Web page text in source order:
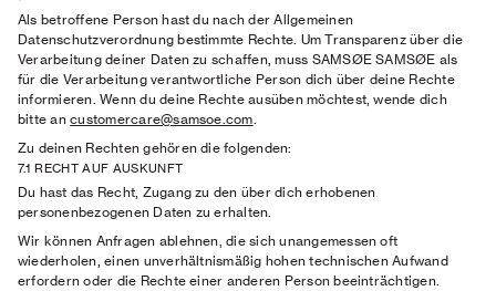
Als betroffene Person hast du nach der Allgemeinen
Datenschutzverordnung bestimmte Rechte. Um Transparenz über die
Verarbeitung deiner Daten zu schaffen, muss SAMSØE SAMSØE als
für die Verarbeitung verantwortliche Person dich über deine Rechte
informieren. Wenn du deine Rechte ausüben möchtest, wende dich
bitte ancustomercare@samsoe.com.
Zu deinen Rechten gehören die folgenden:
7.1 RECHT AUF AUSKUNFT
Du hast das Recht, Zugang zu den über dich erhobenen
personenbezogenen Daten zu erhalten.
Wir können Anfragen ablehnen, die sich unangemessen oft
wiederholen, einen unverhältnismäßig hohen technischen Aufwand
erfordern oder die Rechte einer anderen Person beeinträchtigen.